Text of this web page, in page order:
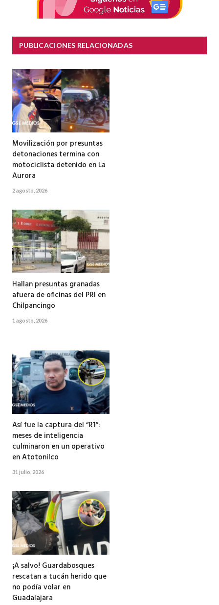
PUBLICACIONES RELACIONADAS
Movilización por presuntas
detonaciones termina con
motociclista detenido en La
Aurora
2 agosto, 2026
Hallan presuntas granadas
afuera de oficinas del PRI en
Chilpancingo
1 agosto, 2026
Así fue la captura del “R1”:
meses de inteligencia
culminaron en un operativo
en Atotonilco
31 julio, 2026
¡A salvo! Guardabosques
rescatan a tucán herido que
no podía volar en
Guadalajara